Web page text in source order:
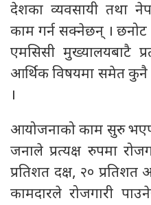
देशका व्यवसायी तथा
काम गर्न सक्नेछन् । छनोट
एमसिसी मुख्यालयबाटै
आर्थिक विषयमा समेत कुनै
।
आयोजनाको काम सुरु
जनाले प्रत्यक्ष रुपमा
प्रतिशत दक्ष, २० प्रतिशत
कामदारले रोजगारी